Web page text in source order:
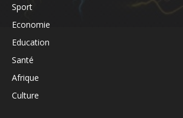
Sport
Economie
Education
Santé
Afrique
Culture